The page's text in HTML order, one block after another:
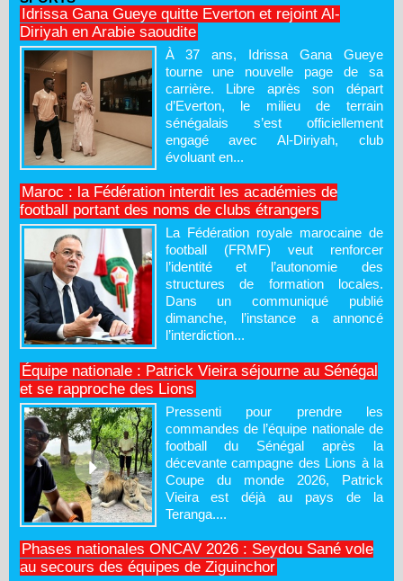
Idrissa Gana Gueye quitte Everton et rejoint Al-
Diriyah en Arabie saoudite
À 37 ans, Idrissa Gana Gueye
tourne une nouvelle page de sa
carrière. Libre après son départ
d’Everton, le milieu de terrain
sénégalais s’est officiellement
engagé avec Al-Diriyah, club
évoluant en...
Maroc : la Fédération interdit les académies de
football portant des noms de clubs étrangers
La Fédération royale marocaine de
football (FRMF) veut renforcer
l’identité et l’autonomie des
structures de formation locales.
Dans un communiqué publié
dimanche, l’instance a annoncé
l’interdiction...
Équipe nationale : Patrick Vieira séjourne au Sénégal
et se rapproche des Lions
Pressenti pour prendre les
commandes de l’équipe nationale de
football du Sénégal après la
décevante campagne des Lions à la
Coupe du monde 2026, Patrick
Vieira est déjà au pays de la
Teranga....
Phases nationales ONCAV 2026 : Seydou Sané vole
au secours des équipes de Ziguinchor